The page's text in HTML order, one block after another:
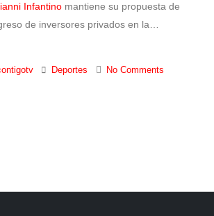
Infantino mantiene su propuesta de
de inversores privados en la
Deportes No Comments